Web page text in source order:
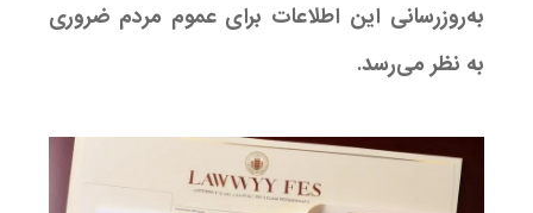
به‌روزرسانی این اطلاعات برای عموم مردم ضروری
به نظر می‌رسد.